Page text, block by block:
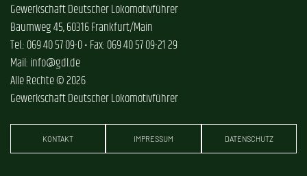
Gewerkschaft Deutscher Lokomotivführer
Baumweg 45, 60316 Frankfurt/Main
Tel.: 069 40 57 09-0 • Fax: 069 40 57 09-21 29
Mail: info@gdl.de
Alle Rechte © 2026
Gewerkschaft Deutscher Lokomotivführer
KONTAKT IMPRESSUM DATENSCHUTZ